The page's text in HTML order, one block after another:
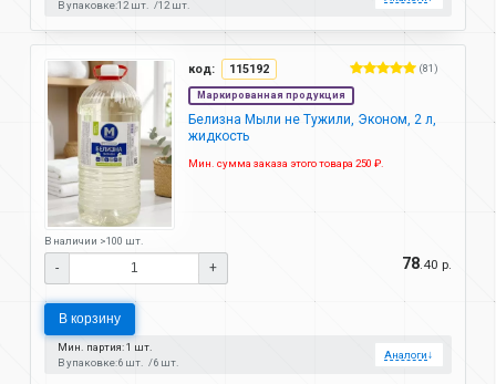
В упаковке:12 шт. 12 шт.
код: 115192 (81)
Маркированная продукция
Белизна Мыли не Тужили, Эконом, 2 л,
жидкость
Мин. сумма заказа этого товара 250 ₽.
В наличии >100 шт.
- + 78 .40 р.
В корзину
Мин. партия: 1 шт.
В упаковке:6 шт. 6 шт.
Аналоги↓